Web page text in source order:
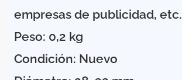
empresas de publicidad, etc.
Peso: 0,2 kg
Condición: Nuevo